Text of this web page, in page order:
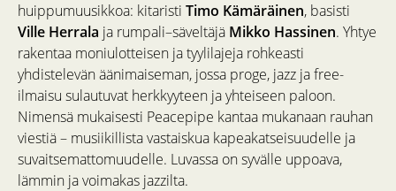
huippumuusikkoa: kitaristi Timo Kämäräinen, basisti
Ville Herrala ja rumpali–säveltäjä Mikko Hassinen. Yhtye
rakentaa moniulotteisen ja tyylilajeja rohkeasti
yhdistelevän äänimaiseman, jossa proge, jazz ja free-
ilmaisu sulautuvat herkkyyteen ja yhteiseen paloon.
Nimensä mukaisesti Peacepipe kantaa mukanaan rauhan
viestiä – musiikillista vastaiskua kapeakatseisuudelle ja
suvaitsemattomuudelle. Luvassa on syvälle uppoava,
lämmin ja voimakas jazzilta.